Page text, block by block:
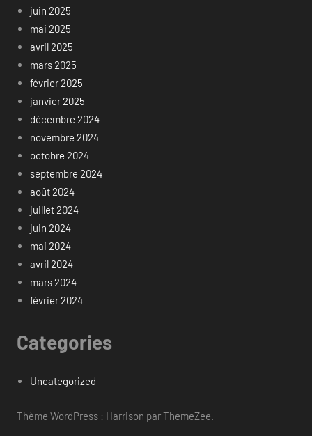
juin 2025
mai 2025
avril 2025
mars 2025
février 2025
janvier 2025
décembre 2024
novembre 2024
octobre 2024
septembre 2024
août 2024
juillet 2024
juin 2024
mai 2024
avril 2024
mars 2024
février 2024
Categories
Uncategorized
Thème WordPress : Harrison par ThemeZee.